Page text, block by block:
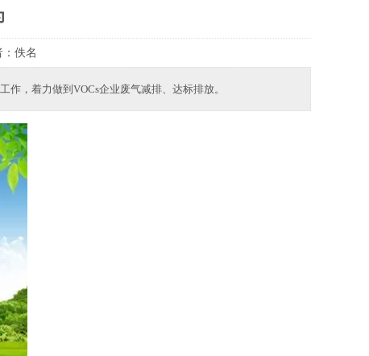
佚名
，着力做到VOCs企业废气减排、达标排放。